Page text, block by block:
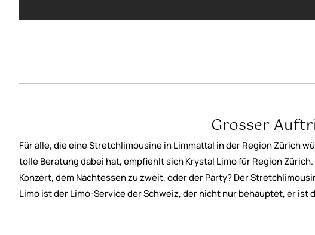
Grosser
Für alle, die eine Stretchlimousine in Limmattal in der Region Zürich
tolle Beratung dabei hat, empfiehlt sich Krystal Limo für Region
Konzert, dem Nachtessen zu zweit, oder der Party? Der
Limo ist der Limo-Service der Schweiz, der nicht nur behauptet, er